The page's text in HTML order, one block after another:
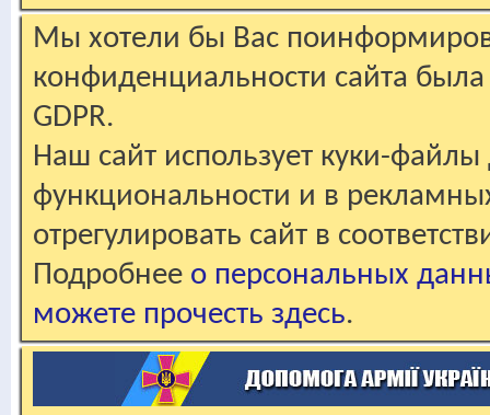
Мы хотели бы Вас
конфиденциальности сайта
GDPR.
Наш сайт использует куки-файлы
функциональности и в
отрегулировать сайт в
Подробнее о персональных
можете прочесть здесь.